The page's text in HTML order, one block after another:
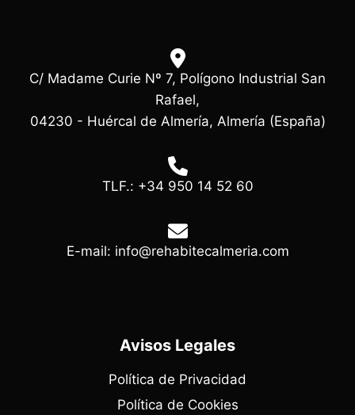
C/ Madame Curie Nº 7, Polígono Industrial San
Rafael,
04230 - Huércal de Almería, Almería (España)
TLF.: +34 950 14 52 60
E-mail: info@rehabitecalmeria.com
Avisos Legales
Política de Privacidad
Política de Cookies